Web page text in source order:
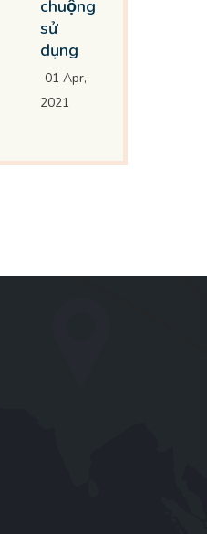
chuộng
sử
dụng
01 Apr,
2021